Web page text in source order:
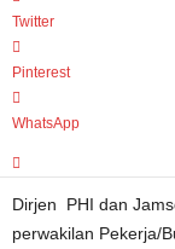
Twitter
Pinterest
WhatsApp
Dirjen PHI dan
perwakilan Pekerja/